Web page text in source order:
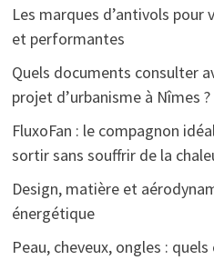
Les marques d’antivols pour
et performantes
Quels documents consulter
projet d’urbanisme à Nîmes ?
FluxoFan : le compagnon
sortir sans souffrir de la
Design, matière et
énergétique
Peau, cheveux, ongles :